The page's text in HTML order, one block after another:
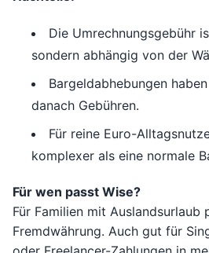
Die Umrechnungsgebühr
sondern abhängig von der
Bargeldabhebungen
danach Gebühren.
Für reine Euro-
komplexer als eine normale
Für wen passt Wise?
Für Familien mit Auslandsurlaub
Fremdwährung. Auch gut für